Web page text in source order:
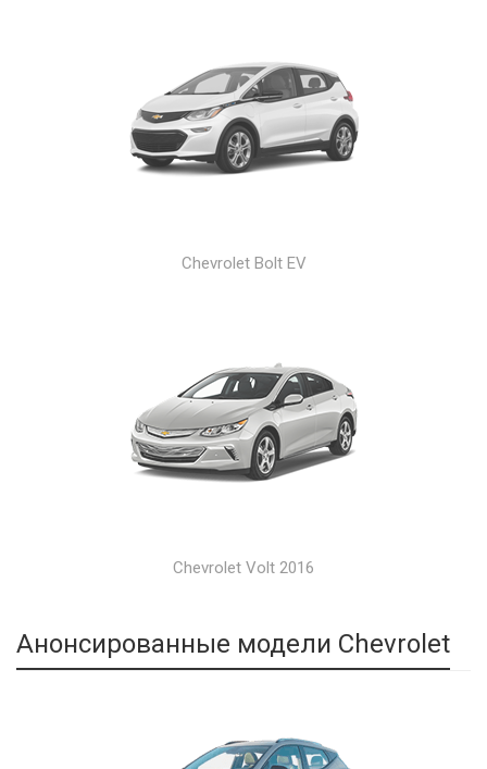
Chevrolet Bolt EV
Chevrolet Volt 2016
Анонсированные модели Chevrolet